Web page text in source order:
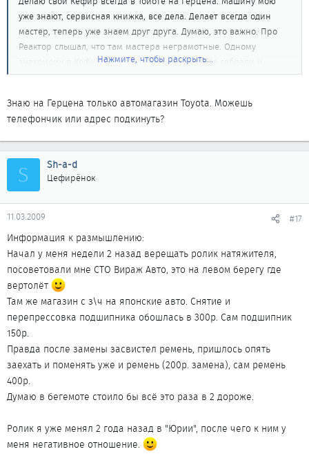
уже знают, сервисная книжка, все дела. Делает всегда один
мастер, теперь уже знаем друг друга. Думаю, это важно. Про
Реактор слышал, что там мастера неграмотные. Одному
знакомому в Кефире тоже неправильно что-то собрали и
сгорелов итоге там что-то у него под капотом). Цены весьма
что я у них делал.
Нажмите, чтобы раскрыть...
Знаю на Герцена только автомагазин Toyota. Можешь
телефончик или адрес подкинуть?
S Sh-a-d
Цефирёнок
11.03.2009 #17
Информация к размышлению:
Начал у меня недели 2 назад верещать ролик натяжителя,
посоветовали мне СТО Вираж Авто, это на левом берегу где
вертолёт
Там же магазин с з\ч на японские авто. Снятие и
перепрессовка подшипника обошлась в 300р. Сам подшипник
150р.
Правда после замены засвистел ремень, пришлось опять
заехать и поменять уже и ремень (200р. замена), сам ремень
400р.
Думаю в бегемоте стоило бы всё это раза в 2 дороже.
Ролик я уже менял 2 года назад в "Юрии", после чего к ним у
меня негативное отношение.